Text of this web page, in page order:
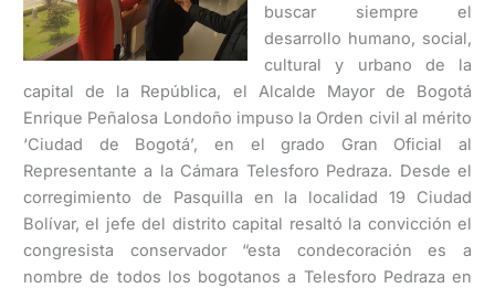
buscar siempre el
desarrollo humano, social,
cultural y urbano de la
capital de la República, el Alcalde Mayor de Bogotá
Enrique Peñalosa Londoño impuso la Orden civil al mérito
‘Ciudad de Bogotá’, en el grado Gran Oficial al
Representante a la Cámara Telesforo Pedraza. Desde el
corregimiento de Pasquilla en la localidad 19 Ciudad
Bolívar, el jefe del distrito capital resaltó la convicción el
congresista conservador “esta condecoración es a
nombre de todos los bogotanos a Telesforo Pedraza en